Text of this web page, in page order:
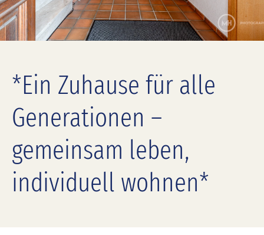
*Ein Zuhause für alle
Generationen –
gemeinsam leben,
individuell wohnen*